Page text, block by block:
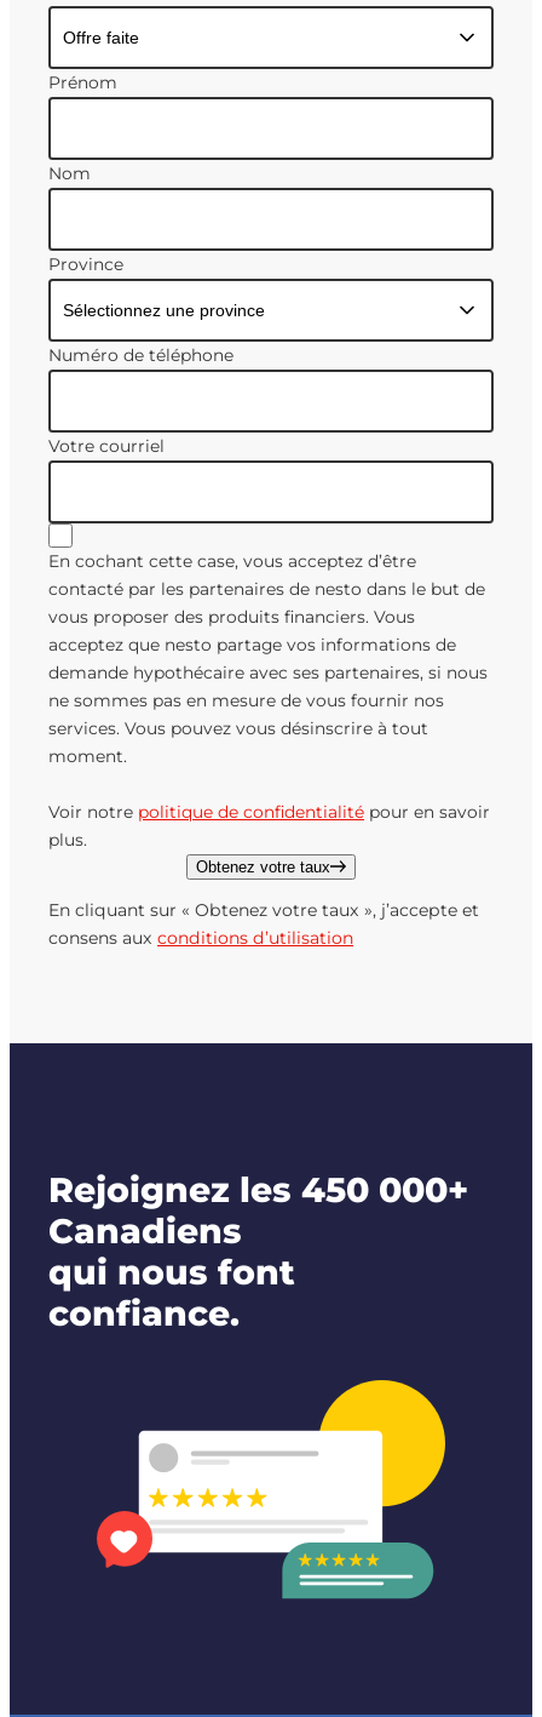
Prénom
Nom
Province
Numéro de téléphone
Votre courriel
En cochant cette case, vous acceptez d’être
contacté par les partenaires de nesto dans le but de
vous proposer des produits financiers. Vous
acceptez que nesto partage vos informations de
demande hypothécaire avec ses partenaires, si nous
ne sommes pas en mesure de vous fournir nos
services. Vous pouvez vous désinscrire à tout
moment.
Voir notre politique de confidentialité pour en savoir
plus.
Obtenez votre taux
En cliquant sur « Obtenez votre taux », j’accepte et
consens aux conditions d’utilisation
Rejoignez les 450 000+
Canadiens
qui nous font
confiance.